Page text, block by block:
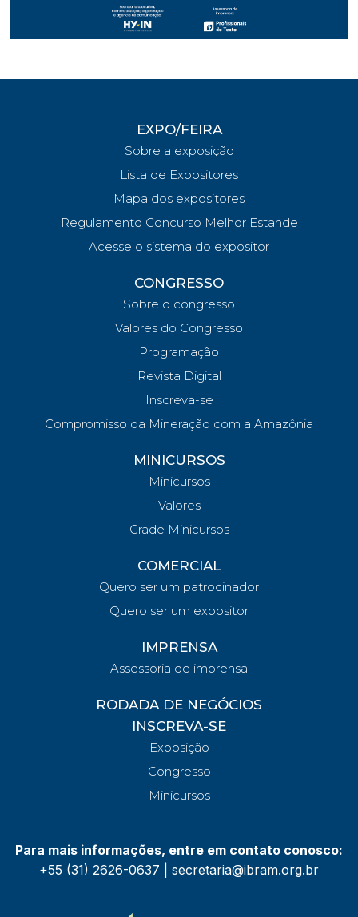
EXPO/FEIRA
Sobre a exposição
Lista de Expositores
Mapa dos expositores
Regulamento Concurso Melhor Estande
Acesse o sistema do expositor
CONGRESSO
Sobre o congresso
Valores do Congresso
Programação
Revista Digital
Inscreva-se
Compromisso da Mineração com a Amazônia
MINICURSOS
Minicursos
Valores
Grade Minicursos
COMERCIAL
Quero ser um patrocinador
Quero ser um expositor
IMPRENSA
Assessoria de imprensa
RODADA DE NEGÓCIOS
INSCREVA-SE
Exposição
Congresso
Minicursos
Para mais informações, entre em contato conosco:
+55 (31) 2626-0637 | secretaria@ibram.org.br